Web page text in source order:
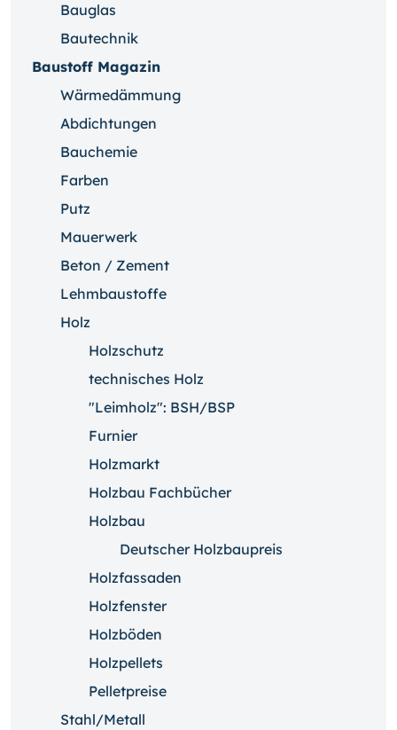
Bauglas
Bautechnik
Baustoff Magazin
Wärmedämmung
Abdichtungen
Bauchemie
Farben
Putz
Mauerwerk
Beton / Zement
Lehmbaustoffe
Holz
Holzschutz
technisches Holz
"Leimholz": BSH/BSP
Furnier
Holzmarkt
Holzbau Fachbücher
Holzbau
Deutscher Holzbaupreis
Holzfassaden
Holzfenster
Holzböden
Holzpellets
Pelletpreise
Stahl/Metall